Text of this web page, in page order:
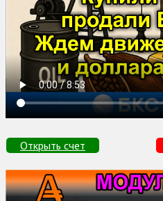
Открыть счет